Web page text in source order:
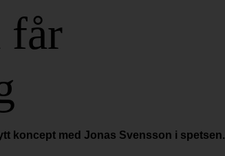
får
koncept med Jonas Svensson i spetsen.